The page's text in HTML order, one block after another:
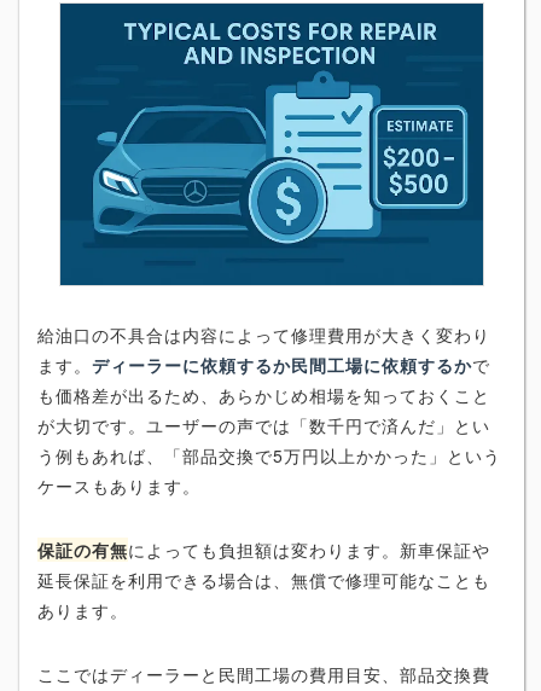
給油口の不具合は内容によって修理費用が大きく変わり
ます。 ディーラーに依頼するか民間工場に依頼するかで
も価格差が出るため、あらかじめ相場を知っておくこと
が大切です。ユーザーの声では「数千円で済んだ」とい
う例もあれば、「部品交換で5万円以上かかった」という
ケースもあります。
保証の有無によっても負担額は変わります。新車保証や
延長保証を利用できる場合は、無償で修理可能なことも
あります。
ここではディーラーと民間工場の費用目安、部品交換費